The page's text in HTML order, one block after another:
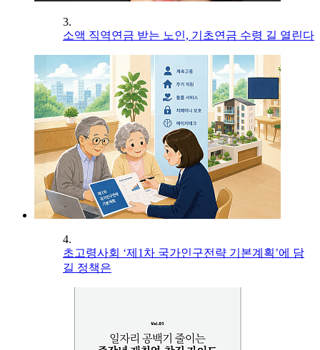
3.
소액 직역연금 받는 노인, 기초연금 수령 길 열린다
4.
초고령사회 ‘제1차 국가인구전략 기본계획’에 담
길 정책은